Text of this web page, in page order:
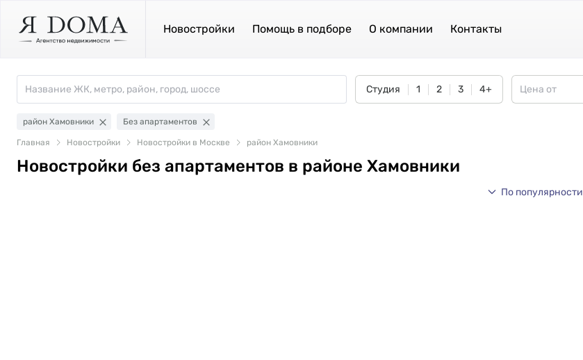
Новостройки Помощь в подборе О компании Контакты
Студия 1 2 3 4+
район Хамовники Без апартаментов
Главная Новостройки Новостройки в Москве район Хамовники
Новостройки без апартаментов в районе Хамовники
По популярности